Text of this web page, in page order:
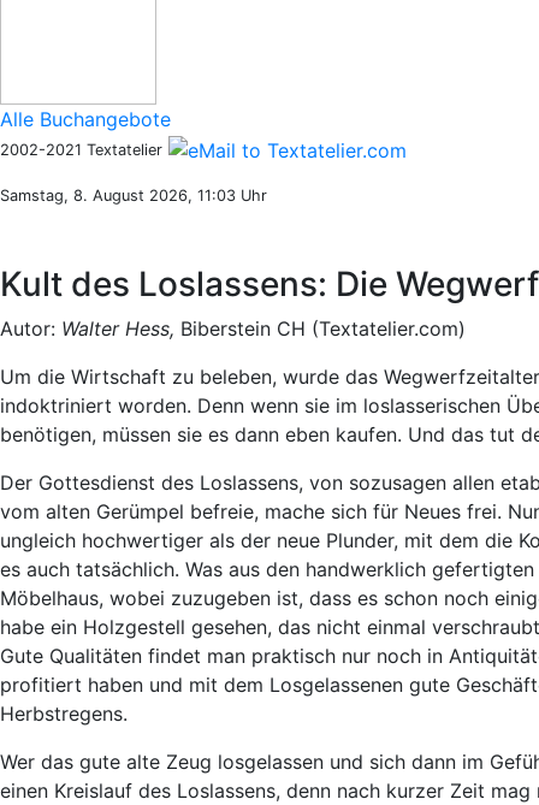
Alle Buchangebote
2002-2021 Textatelier
Samstag, 8. August 2026, 11:03 Uhr
Kult des Loslassens: Die
Autor: Walter Hess, Biberstein CH (Textatelier.com)
Um die Wirtschaft zu beleben, wurde das
indoktriniert worden. Denn wenn sie im loslasserischen
benötigen, müssen sie es dann eben kaufen. Und das tut
Der Gottesdienst des Loslassens, von sozusagen allen
vom alten Gerümpel befreie, mache sich für Neues frei.
ungleich hochwertiger als der neue Plunder, mit dem die
es auch tatsächlich. Was aus den handwerklich
Möbelhaus, wobei zuzugeben ist, dass es schon noch
habe ein Holzgestell gesehen, das nicht einmal
Gute Qualitäten findet man praktisch nur noch in
profitiert haben und mit dem Losgelassenen gute
Herbstregens.
Wer das gute alte Zeug losgelassen und sich dann im
einen Kreislauf des Loslassens, denn nach kurzer Zeit